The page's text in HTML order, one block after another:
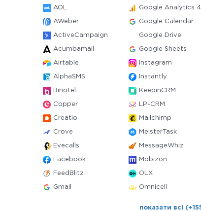
AOL Google Analytics 4
AWeber Google Calendar
ActiveCampaign Google Drive
Acumbamail Google Sheets
Airtable Instagram
AlphaSMS Instantly
Binotel KeepinCRM
Copper LP-CRM
Creatio Mailchimp
Crove MeisterTask
Evecalls MessageWhiz
Facebook Mobizon
FeedBlitz OLX
Gmail Omnicell
показати всі